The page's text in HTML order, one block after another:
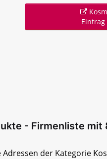
- Firmenliste mit
Adressen der Kategorie